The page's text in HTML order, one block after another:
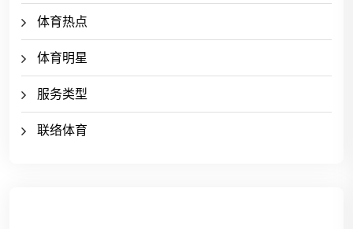
体育热点
体育明星
服务类型
联络体育